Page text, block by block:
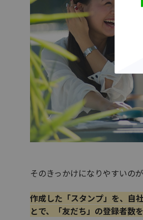
そのきっかけになりやすいの
作成した「スタンプ」を、自
とで、「友だち」の登録者数